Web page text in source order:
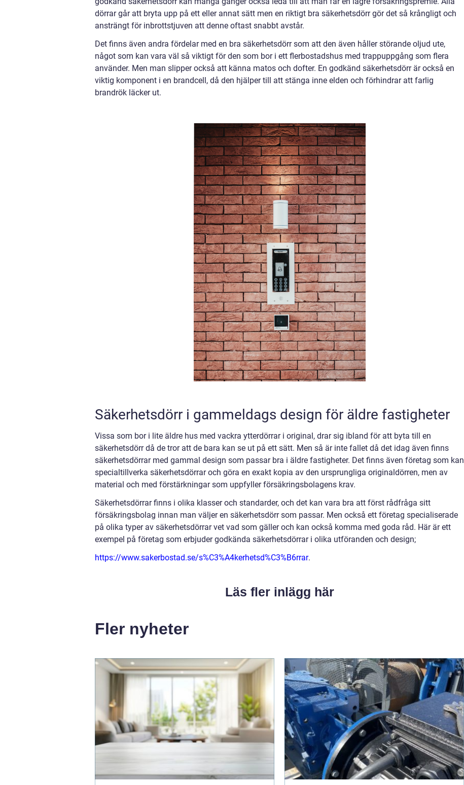
dörrar går att bryta upp på ett eller annat sätt men en riktigt bra säkerhetsdörr gör det så krångligt och
ansträngt för inbrottstjuven att denne oftast snabbt avstår.
Det finns även andra fördelar med en bra säkerhetsdörr som att den även håller störande oljud ute,
något som kan vara väl så viktigt för den som bor i ett flerbostadshus med trappuppgång som flera
använder. Men man slipper också att känna matos och dofter. En godkänd säkerhetsdörr är också en
viktig komponent i en brandcell, då den hjälper till att stänga inne elden och förhindrar att farlig
brandrök läcker ut.
Säkerhetsdörr i gammeldags design för äldre fastigheter
Vissa som bor i lite äldre hus med vackra ytterdörrar i original, drar sig ibland för att byta till en
säkerhetsdörr då de tror att de bara kan se ut på ett sätt. Men så är inte fallet då det idag även finns
säkerhetsdörrar med gammal design som passar bra i äldre fastigheter. Det finns även företag som kan
specialtillverka säkerhetsdörrar och göra en exakt kopia av den ursprungliga originaldörren, men av
material och med förstärkningar som uppfyller försäkringsbolagens krav.
Säkerhetsdörrar finns i olika klasser och standarder, och det kan vara bra att först rådfråga sitt
försäkringsbolag innan man väljer en säkerhetsdörr som passar. Men också ett företag specialiserade
på olika typer av säkerhetsdörrar vet vad som gäller och kan också komma med goda råd. Här är ett
exempel på företag som erbjuder godkända säkerhetsdörrar i olika utföranden och design;
https://www.sakerbostad.se/s%C3%A4kerhetsd%C3%B6rrar.
Läs fler inlägg här
Fler nyheter